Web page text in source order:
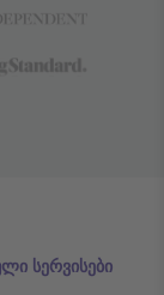
სერვისები